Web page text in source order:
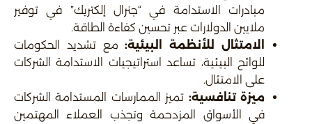
مبادرات الاستدامة في “جنرال إلكتريك” في توفير
ملايين الدولارات عبر تحسين كفاءة الطاقة.
الامتثال للأنظمة البيئية: مع تشديد الحكومات
للوائح البيئية، تساعد استراتيجيات الاستدامة الشركات
على الامتثال.
ميزة تنافسية: تميز الممارسات المستدامة الشركات
في الأسواق المزدحمة وتجذب العملاء المهتمين